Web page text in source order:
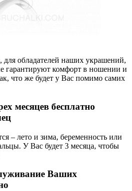
обладателей наших украшений,
гарантируют комфорт в ношении и
что же будет у Вас помимо самих
месяцев бесплатно
– лето и зима, беременность или
У Вас будет 3 месяца, чтобы
Ваших